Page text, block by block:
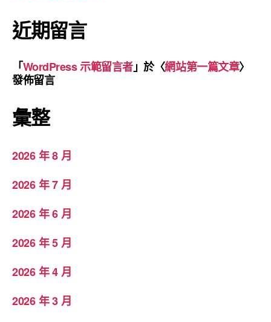
近期留言
「WordPress 示範留言者」於〈網站第一篇文章〉
發佈留言
彙整
2026 年 8 月
2026 年 7 月
2026 年 6 月
2026 年 5 月
2026 年 4 月
2026 年 3 月